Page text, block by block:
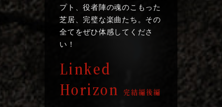
プト、役者陣の魂のこもった
芝居、完璧な楽曲たち。その
全てをぜひ体感してくださ
い！
Linked
Horizon完結編後編